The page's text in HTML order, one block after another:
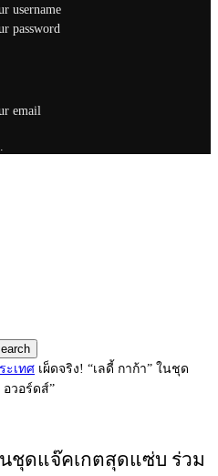
username
password
email
ะเทศ เผ็ดจริง! “เลดี้ กาก้า” ในชุด
วอร์ดส์”
นชุดแจ๊คเกตสุดแซ่บ ร่วม